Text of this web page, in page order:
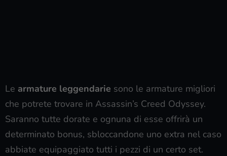
Le armature leggendarie sono le armature migliori
che potrete trovare in Assassin’s Creed Odyssey.
Saranno tutte dorate e ognuna di esse offrirà un
determinato bonus, sbloccandone uno extra nel caso
abbiate equipaggiato tutti i pezzi di un certo set.